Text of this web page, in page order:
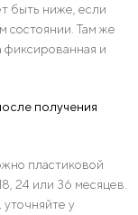
быть ниже, если
состоянии. Там же
фиксированная и
получения
пластиковой
24 или 36 месяцев.
у